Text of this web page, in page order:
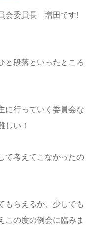
会委員長 増田です!
と段落といったところ
に行っていく委員会な
しい！
て考えてこなかったの
もらえるか、少しでも
この度の例会に臨みま